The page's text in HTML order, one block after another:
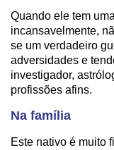
Quando ele tem
incansavelmente,
se um verdadeiro
adversidades e
investigador,
profissões afins.
Na família
Este nativo é muito